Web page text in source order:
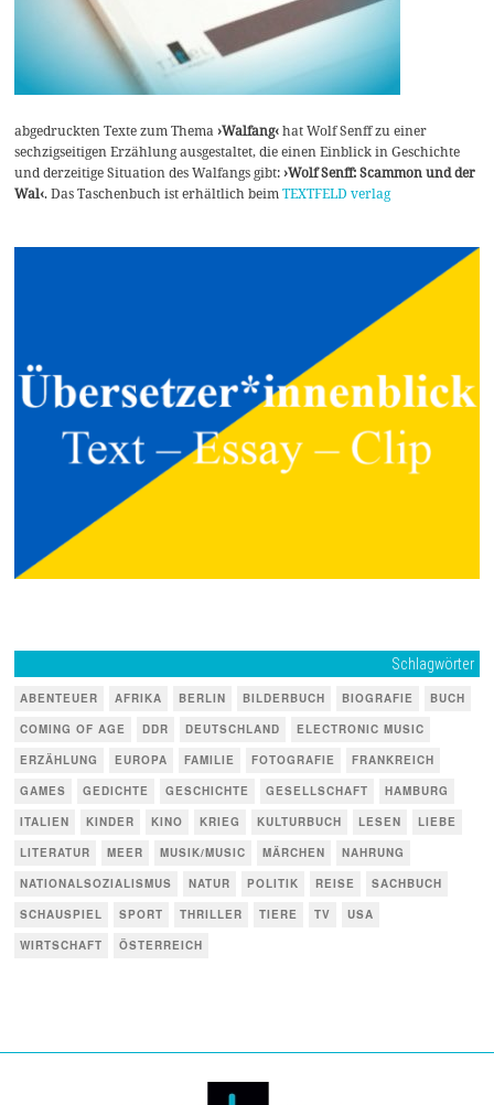
abgedruckten Texte zum Thema›Walfang‹hat Wolf Senff zu einer
sechzigseitigen Erzählung ausgestaltet, die einen Einblick in Geschichte
und derzeitige Situation des Walfangs gibt:›Wolf Senff: Scammon und der
Wal‹. Das Taschenbuch ist erhältlich beimTEXTFELD verlag
Schlagwörter
ABENTEUER AFRIKA BERLIN BILDERBUCH BIOGRAFIE
BUCH
COMING OF AGE
DDR DEUTSCHLAND
ELECTRONIC MUSIC
ERZÄHLUNG
EUROPA FAMILIE FOTOGRAFIE
FRANKREICH
GAMES
GEDICHTE GESCHICHTE GESELLSCHAFT
HAMBURG
ITALIEN
KINDER KINO KRIEG KULTURBUCH LESEN
LIEBE
LITERATUR
MEER MUSIK/MUSIC MÄRCHEN
NAHRUNG
NATIONALSOZIALISMUS
NATUR POLITIK REISE
SACHBUCH
SCHAUSPIEL
SPORT THRILLER TIERE TV
USA
WIRTSCHAFT
ÖSTERREICH